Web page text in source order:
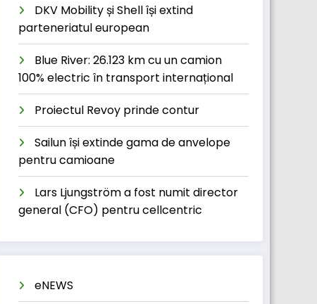
DKV Mobility și Shell își extind
parteneriatul european
Blue River: 26.123 km cu un camion
100% electric în transport internațional
Proiectul Revoy prinde contur
Sailun își extinde gama de anvelope
pentru camioane
Lars Ljungström a fost numit director
general (CFO) pentru cellcentric
eNEWS